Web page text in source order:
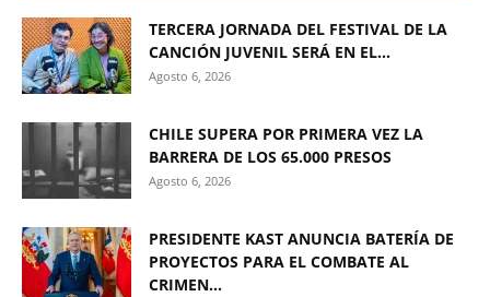
TERCERA JORNADA DEL FESTIVAL DE LA
CANCIÓN JUVENIL SERÁ EN EL...
Agosto 6, 2026
CHILE SUPERA POR PRIMERA VEZ LA
BARRERA DE LOS 65.000 PRESOS
Agosto 6, 2026
PRESIDENTE KAST ANUNCIA BATERÍA DE
PROYECTOS PARA EL COMBATE AL
CRIMEN...